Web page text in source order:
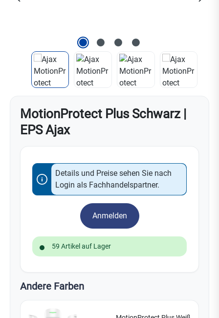
MotionProtect Plus Schwarz |
EPS Ajax
Details und Preise sehen Sie nach
Login als Fachhandelspartner.
Anmelden
59 Artikel auf Lager
Andere Farben